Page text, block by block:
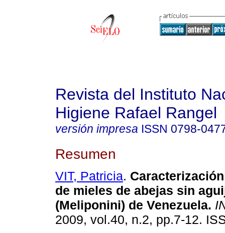
Revista del Instituto
Higiene Rafael Rangel
versión impresa ISSN 0798-
Resumen
VIT, Patricia.
de mieles de abejas sin
(Meliponini) de Venezuela.
2009, vol.40, n.2, pp.7-12.